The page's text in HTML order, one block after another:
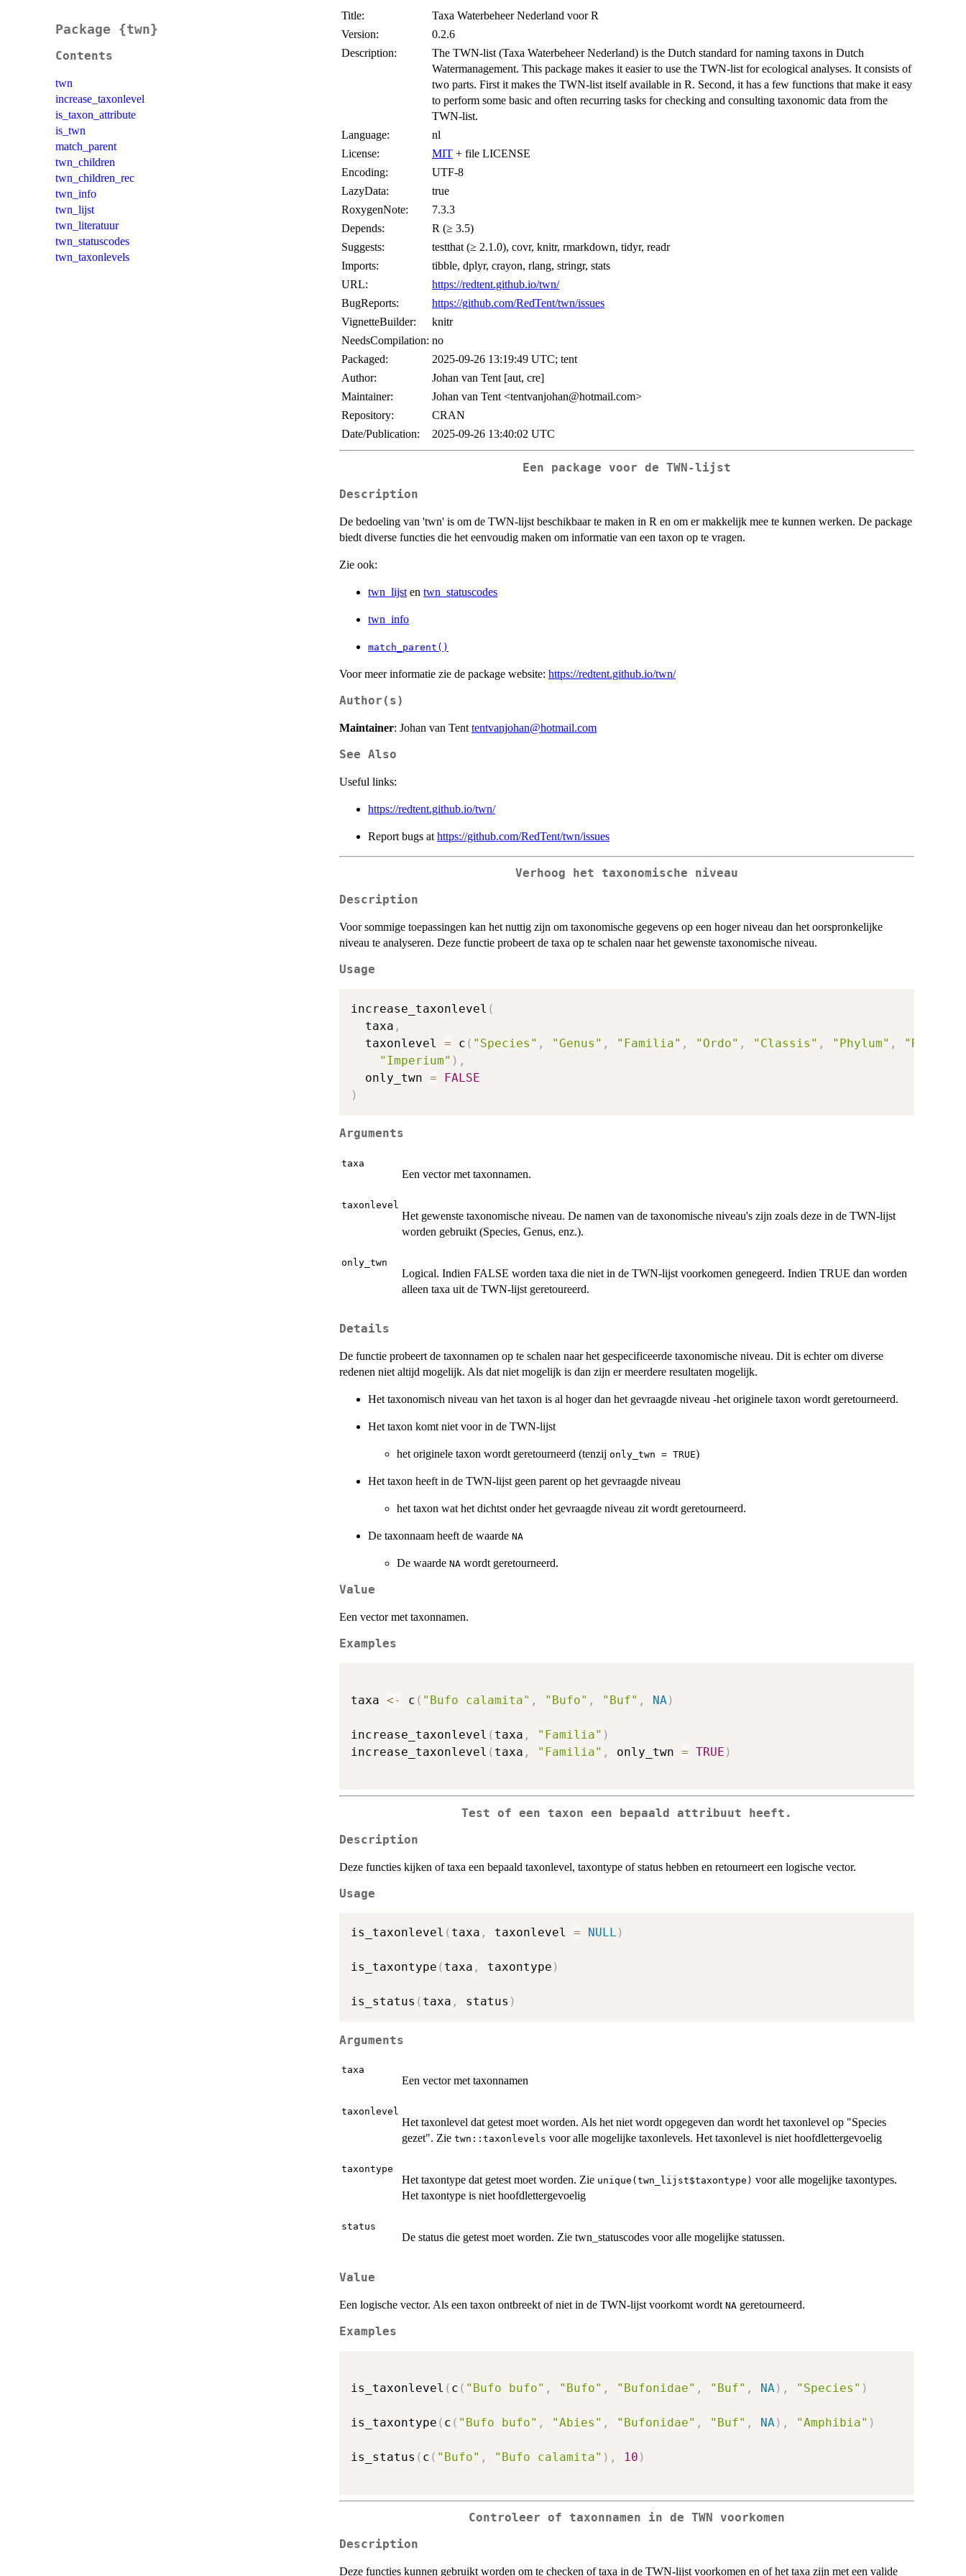
Package {twn}
Contents
twn
increase_taxonlevel
is_taxon_attribute
is_twn
match_parent
twn_children
twn_children_rec
twn_info
twn_lijst
twn_literatuur
twn_statuscodes
twn_taxonlevels
Title:
Taxa Waterbeheer Nederland voor R
Version:
0.2.6
Description:
The TWN-list (Taxa Waterbeheer Nederland) is the Dutch standard for naming taxons in Dutch
Watermanagement. This package makes it easier to use the TWN-list for ecological analyses. It consists of
two parts. First it makes the TWN-list itself available in R. Second, it has a few functions that make it easy
to perform some basic and often recurring tasks for checking and consulting taxonomic data from the
TWN-list.
Language:
nl
License:
MIT + file LICENSE
Encoding:
UTF-8
LazyData:
true
RoxygenNote:
7.3.3
Depends:
R (≥ 3.5)
Suggests:
testthat (≥ 2.1.0), covr, knitr, rmarkdown, tidyr, readr
Imports:
tibble, dplyr, crayon, rlang, stringr, stats
URL:
https://redtent.github.io/twn/
BugReports:
https://github.com/RedTent/twn/issues
VignetteBuilder:
knitr
NeedsCompilation: no
Packaged:
2025-09-26 13:19:49 UTC; tent
Author:
Johan van Tent [aut, cre]
Maintainer:
Johan van Tent <tentvanjohan@hotmail.com>
Repository:
CRAN
Date/Publication:
2025-09-26 13:40:02 UTC
Een package voor de TWN-lijst
Description
De bedoeling van 'twn' is om de TWN-lijst beschikbaar te maken in R en om er makkelijk mee te kunnen werken. De package
biedt diverse functies die het eenvoudig maken om informatie van een taxon op te vragen.
Zie ook:
twn_lijst en twn_statuscodes
twn_info
match_parent()
Voor meer informatie zie de package website: https://redtent.github.io/twn/
Author(s)
Maintainer: Johan van Tent tentvanjohan@hotmail.com
See Also
Useful links:
https://redtent.github.io/twn/
Report bugs at https://github.com/RedTent/twn/issues
Verhoog het taxonomische niveau
Description
Voor sommige toepassingen kan het nuttig zijn om taxonomische gegevens op een hoger niveau dan het oorspronkelijke
niveau te analyseren. Deze functie probeert de taxa op te schalen naar het gewenste taxonomische niveau.
Usage
increase_taxonlevel (
  taxa
,
  taxonlevel
= c ( "Species" , "Genus" , "Familia" , "Ordo" , "Classis" , "Phylum" , "Regnum"
"Imperium" ) ,
  only_twn
=
FALSE
)
Arguments
taxa
Een vector met taxonnamen.
taxonlevel
Het gewenste taxonomische niveau. De namen van de taxonomische niveau's zijn zoals deze in de TWN-lijst
worden gebruikt (Species, Genus, enz.).
only_twn
Logical. Indien FALSE worden taxa die niet in de TWN-lijst voorkomen genegeerd. Indien TRUE dan worden
alleen taxa uit de TWN-lijst geretoureerd.
Details
De functie probeert de taxonnamen op te schalen naar het gespecificeerde taxonomische niveau. Dit is echter om diverse
redenen niet altijd mogelijk. Als dat niet mogelijk is dan zijn er meerdere resultaten mogelijk.
Het taxonomisch niveau van het taxon is al hoger dan het gevraagde niveau -het originele taxon wordt geretourneerd.
Het taxon komt niet voor in de TWN-lijst
het originele taxon wordt geretourneerd (tenzij only_twn = TRUE)
Het taxon heeft in de TWN-lijst geen parent op het gevraagde niveau
het taxon wat het dichtst onder het gevraagde niveau zit wordt geretourneerd.
De taxonnaam heeft de waarde NA
De waarde NA wordt geretourneerd.
Value
Een vector met taxonnamen.
Examples
taxa <- c ( "Bufo calamita" , "Bufo" , "Buf" , NA)
increase_taxonlevel ( taxa , "Familia" )
increase_taxonlevel ( taxa , "Familia" , only_twn = TRUE )
Test of een taxon een bepaald attribuut heeft.
Description
Deze functies kijken of taxa een bepaald taxonlevel, taxontype of status hebben en retourneert een logische vector.
Usage
is_taxonlevel ( taxa , taxonlevel = NULL )
is_taxontype ( taxa , taxontype )
is_status ( taxa , status )
Arguments
taxa
Een vector met taxonnamen
taxonlevel
Het taxonlevel dat getest moet worden. Als het niet wordt opgegeven dan wordt het taxonlevel op "Species
gezet". Zie twn::taxonlevels voor alle mogelijke taxonlevels. Het taxonlevel is niet hoofdlettergevoelig
taxontype
Het taxontype dat getest moet worden. Zie unique(twn_lijst$taxontype) voor alle mogelijke taxontypes.
Het taxontype is niet hoofdlettergevoelig
status
De status die getest moet worden. Zie twn_statuscodes voor alle mogelijke statussen.
Value
Een logische vector. Als een taxon ontbreekt of niet in de TWN-lijst voorkomt wordt NA geretourneerd.
Examples
is_taxonlevel ( c ( "Bufo bufo" , "Bufo" , "Bufonidae" , "Buf" , NA ) , "Species" )
is_taxontype ( c ( "Bufo bufo" , "Abies" , "Bufonidae" , "Buf" , NA ) , "Amphibia" )
is_status ( c ( "Bufo" , "Bufo calamita" ) , 10 )
Controleer of taxonnamen in de TWN voorkomen
Description
Deze functies kunnen gebruikt worden om te checken of taxa in de TWN-lijst voorkomen en of het taxa zijn met een valide